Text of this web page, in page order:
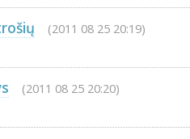
(2011 08 25 20:19)
(2011 08 25 20:20)